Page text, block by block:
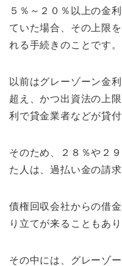
５％～２０％以上の金
ていた場合、その上限
れる手続きのことです。
以前はグレーゾーン金
超え、かつ出資法の上
利で貸金業者などが貸付
そのため、２８％や２
た人は、過払い金の請求
債権回収会社からの借
り立てが来ることもあり
その中には、グレーゾ